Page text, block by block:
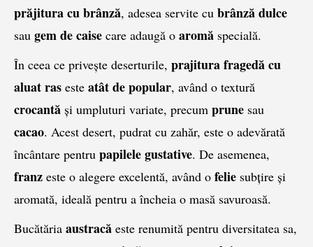
prăjitura cu brânză, adesea servite cu brânză dulce
sau gem de caise care adaugă o aromă specială.
În ceea ce privește deserturile, prajitura fragedă cu
aluat ras este atât de popular, având o textură
crocantă și umpluturi variate, precum prune sau
cacao. Acest desert, pudrat cu zahăr, este o adevărată
încântare pentru papilele gustative. De asemenea,
franz este o alegere excelentă, având o felie subțire și
aromată, ideală pentru a încheia o masă savuroasă.
Bucătăria austracă este renumită pentru diversitatea sa,